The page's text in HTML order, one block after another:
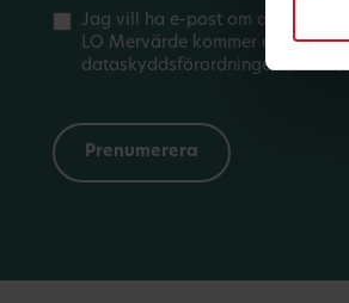
Jag vill ha e-post om aktuella
LO Mervärde kommer att
dataskyddsförordningen